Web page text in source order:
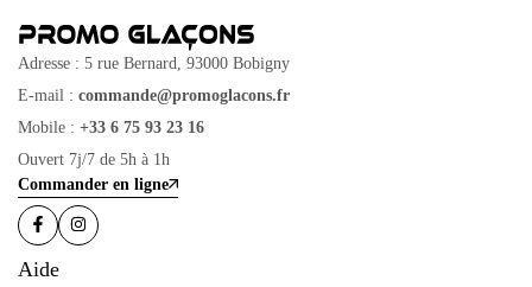
Adresse : 5 rue Bernard, 93000 Bobigny
E-mail : commande@promoglacons.fr
Mobile : +33 6 75 93 23 16
Ouvert 7j/7 de 5h à 1h
Commander en ligne
Aide